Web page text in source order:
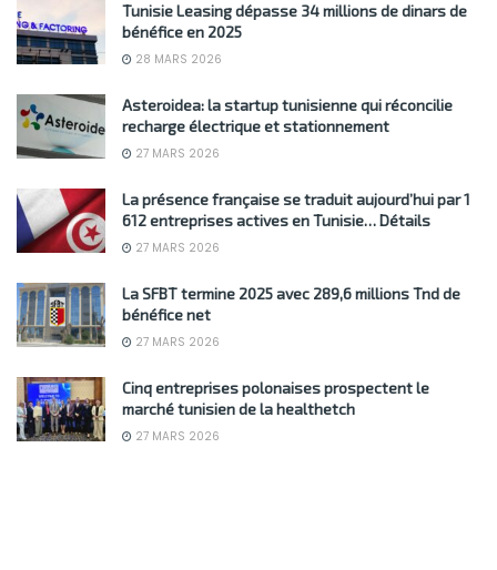
Tunisie Leasing dépasse 34 millions de dinars de
bénéfice en 2025
28 MARS 2026
Asteroidea: la startup tunisienne qui réconcilie
recharge électrique et stationnement
27 MARS 2026
La présence française se traduit aujourd’hui par 1
612 entreprises actives en Tunisie… Détails
27 MARS 2026
La SFBT termine 2025 avec 289,6 millions Tnd de
bénéfice net
27 MARS 2026
Cinq entreprises polonaises prospectent le
marché tunisien de la healthetch
27 MARS 2026